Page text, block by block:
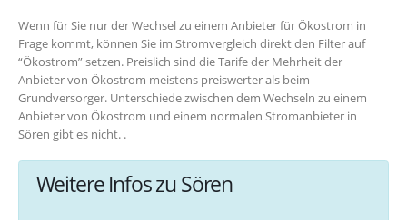
Wenn für Sie nur der Wechsel zu einem Anbieter für Ökostrom in
Frage kommt, können Sie im Stromvergleich direkt den Filter auf
“Ökostrom” setzen. Preislich sind die Tarife der Mehrheit der
Anbieter von Ökostrom meistens preiswerter als beim
Grundversorger. Unterschiede zwischen dem Wechseln zu einem
Anbieter von Ökostrom und einem normalen Stromanbieter in
Sören gibt es nicht. .
Weitere Infos zu Sören